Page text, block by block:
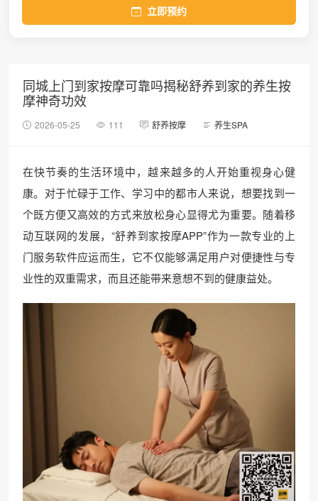
立即预约
同城上门到家按摩可靠吗揭秘舒养到家的养生按
摩神奇功效
2026-05-25 111 舒养按摩 养生SPA
在快节奏的生活环境中，越来越多的人开始重视身心健
康。对于忙碌于工作、学习中的都市人来说，想要找到一
个既方便又高效的方式来放松身心显得尤为重要。随着移
动互联网的发展，“舒养到家按摩APP”作为一款专业的上
门服务软件应运而生，它不仅能够满足用户对便捷性与专
业性的双重需求，而且还能带来意想不到的健康益处。